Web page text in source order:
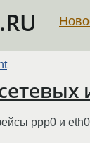
ppp0 и